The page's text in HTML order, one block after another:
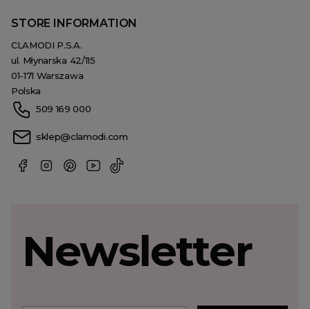
STORE INFORMATION
CLAMODI P.S.A.
ul. Młynarska 42/115
01-171 Warszawa
Polska
509 169 000
sklep@clamodi.com
Newsletter